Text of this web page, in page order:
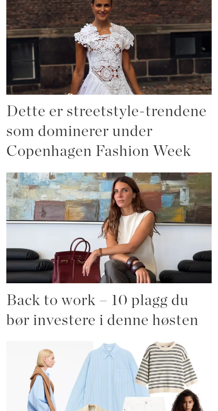
Dette er streetstyle-trendene
som dominerer under
Copenhagen Fashion Week
Back to work – 10 plagg du
bør investere i denne høsten